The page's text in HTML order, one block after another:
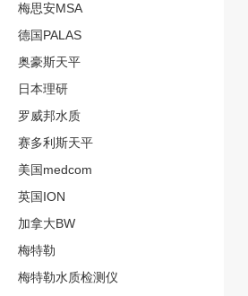
梅思安MSA
德国PALAS
奥豪斯天平
日本理研
罗威邦水质
赛多利斯天平
美国medcom
英国ION
加拿大BW
梅特勒
梅特勒水质检测仪